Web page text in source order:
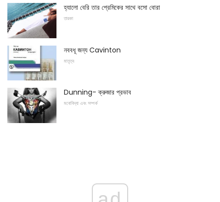
হ্যালো বেরি তার প্রেমিকের সাথে বসো বোরা
তারকা
নববধূ জন্য Cavinton
মাতৃত্ব
Dunning- ক্রুজার প্রভাব
মনোবিদ্যা এবং সম্পর্ক